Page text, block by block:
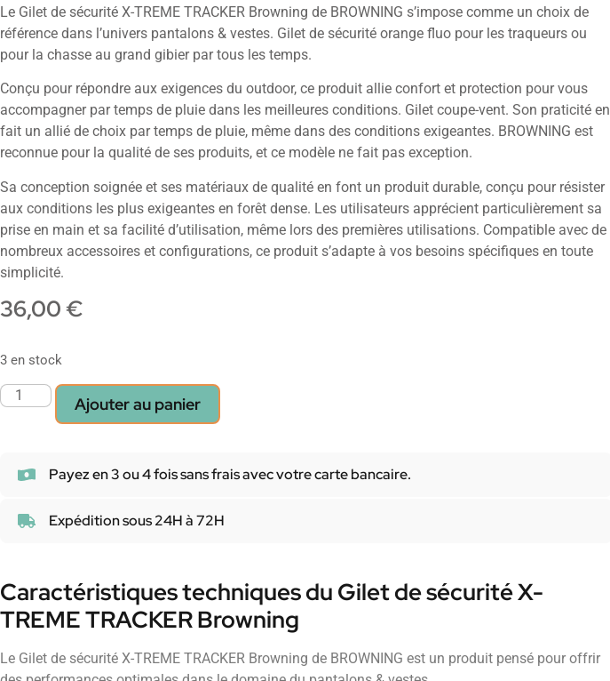
Le Gilet de sécurité X-TREME TRACKER Browning de BROWNING s’impose comme un choix de
référence dans l’univers pantalons & vestes. Gilet de sécurité orange fluo pour les traqueurs ou
pour la chasse au grand gibier par tous les temps.
Conçu pour répondre aux exigences du outdoor, ce produit allie confort et protection pour vous
accompagner par temps de pluie dans les meilleures conditions. Gilet coupe-vent. Son praticité en
fait un allié de choix par temps de pluie, même dans des conditions exigeantes. BROWNING est
reconnue pour la qualité de ses produits, et ce modèle ne fait pas exception.
Sa conception soignée et ses matériaux de qualité en font un produit durable, conçu pour résister
aux conditions les plus exigeantes en forêt dense. Les utilisateurs apprécient particulièrement sa
prise en main et sa facilité d’utilisation, même lors des premières utilisations. Compatible avec de
nombreux accessoires et configurations, ce produit s’adapte à vos besoins spécifiques en toute
simplicité.
36,00 €
3 en stock
Ajouter au panier
Payez en 3 ou 4 fois sans frais avec votre carte bancaire.
Expédition sous 24H à 72H
Caractéristiques techniques du Gilet de sécurité X-
TREME TRACKER Browning
Le Gilet de sécurité X-TREME TRACKER Browning de BROWNING est un produit pensé pour offrir